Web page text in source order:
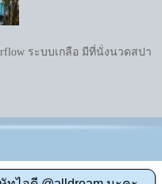
ระบบเกลือ มีที่นั่งนวดสปา